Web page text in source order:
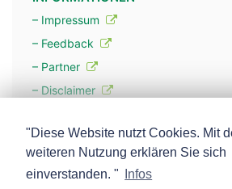
– Impressum
– Feedback
– Partner
– Disclaimer
– Werbung
– Mehr über unsere Experten
"Diese Website nutzt Cookies. Mit
weiteren Nutzung erklären Sie sich
einverstanden. "
Infos